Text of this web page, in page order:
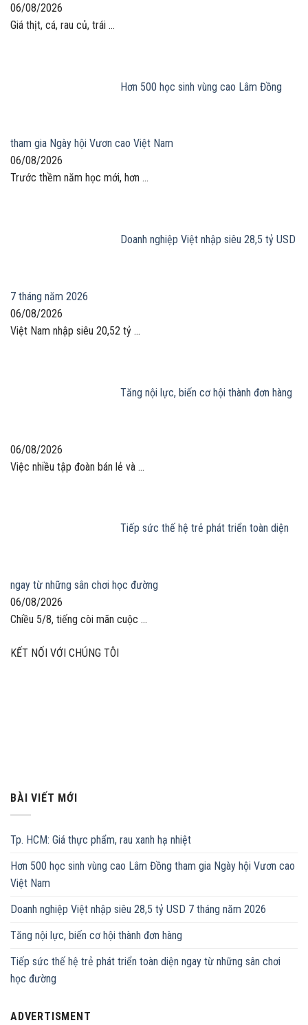
06/08/2026
Giá thịt, cá, rau củ, trái ...
Hơn 500 học sinh vùng cao Lâm Đồng
tham gia Ngày hội Vươn cao Việt Nam
06/08/2026
Trước thềm năm học mới, hơn ...
Doanh nghiệp Việt nhập siêu 28,5 tỷ USD
7 tháng năm 2026
06/08/2026
Việt Nam nhập siêu 20,52 tỷ ...
Tăng nội lực, biến cơ hội thành đơn hàng
06/08/2026
Việc nhiều tập đoàn bán lẻ và ...
Tiếp sức thế hệ trẻ phát triển toàn diện
ngay từ những sân chơi học đường
06/08/2026
Chiều 5/8, tiếng còi mãn cuộc ...
KẾT NỐI VỚI CHÚNG TÔI
BÀI VIẾT MỚI
Tp. HCM: Giá thực phẩm, rau xanh hạ nhiệt
Hơn 500 học sinh vùng cao Lâm Đồng tham gia Ngày hội Vươn cao
Việt Nam
Doanh nghiệp Việt nhập siêu 28,5 tỷ USD 7 tháng năm 2026
Tăng nội lực, biến cơ hội thành đơn hàng
Tiếp sức thế hệ trẻ phát triển toàn diện ngay từ những sân chơi
học đường
ADVERTISMENT